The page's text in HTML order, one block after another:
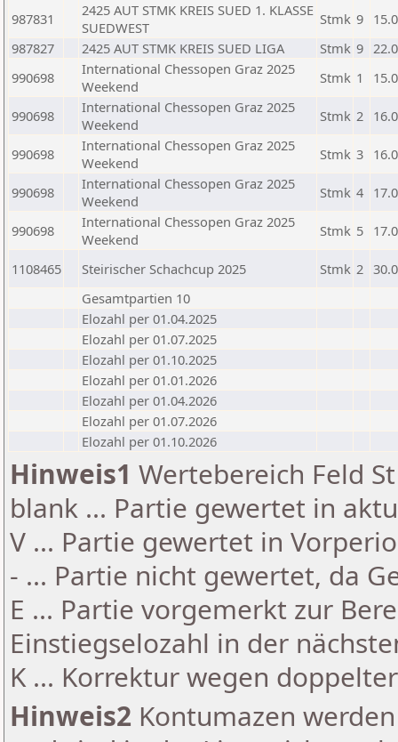
987831
2425 AUT STMK KREIS SUED 1. KLASSE
SUEDWEST
Stmk 9
987827
2425 AUT STMK KREIS SUED LIGA Stmk 9
990698
International Chessopen Graz 2025
Weekend
Stmk 1
990698
International Chessopen Graz 2025
Weekend
Stmk 2
990698
International Chessopen Graz 2025
Weekend
Stmk 3
990698
International Chessopen Graz 2025
Weekend
Stmk 4
990698
International Chessopen Graz 2025
Weekend
Stmk 5
1108465 Steirischer Schachcup 2025 Stmk 2
Gesamtpartien 10
Elozahl per 01.04.2025
Elozahl per 01.07.2025
Elozahl per 01.10.2025
Elozahl per 01.01.2026
Elozahl per 01.04.2026
Elozahl per 01.07.2026
Elozahl per 01.10.2026
Hinweis1 Wertebereich Feld
blank ... Partie gewertet in
V ... Partie gewertet in
- ... Partie nicht gewertet, da
E ... Partie vorgemerkt zur
Einstiegselozahl in der
K ... Korrektur wegen
Hinweis2 Kontumazen